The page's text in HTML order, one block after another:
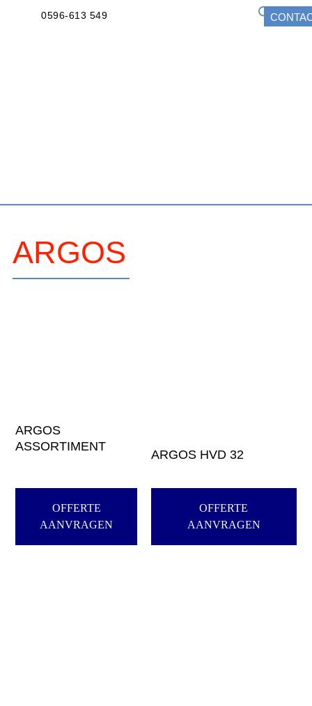
0596-613 549
ARGOS
ARGOS
ASSORTIMENT
OFFERTE
AANVRAGEN
ARGOS HVD 32
OFFERTE
AANVRAGEN